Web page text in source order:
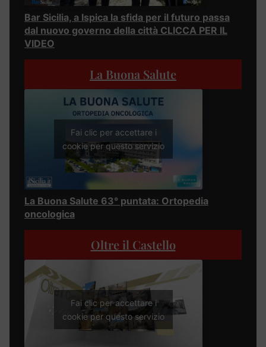
Bar Sicilia, a Ispica la sfida per il futuro passa
dal nuovo governo della città CLICCA PER IL
VIDEO
La Buona Salute
Fai clic per accettare i
cookie per questo servizio
La Buona Salute 63° puntata: Ortopedia
oncologica
Oltre il Castello
Fai clic per accettare i
cookie per questo servizio